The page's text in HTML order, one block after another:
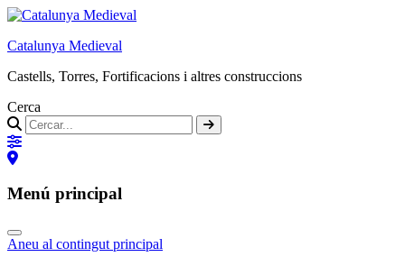
Catalunya Medieval
Castells, Torres, Fortificacions i altres construccions
Cerca
Menú principal
Aneu al contingut principal